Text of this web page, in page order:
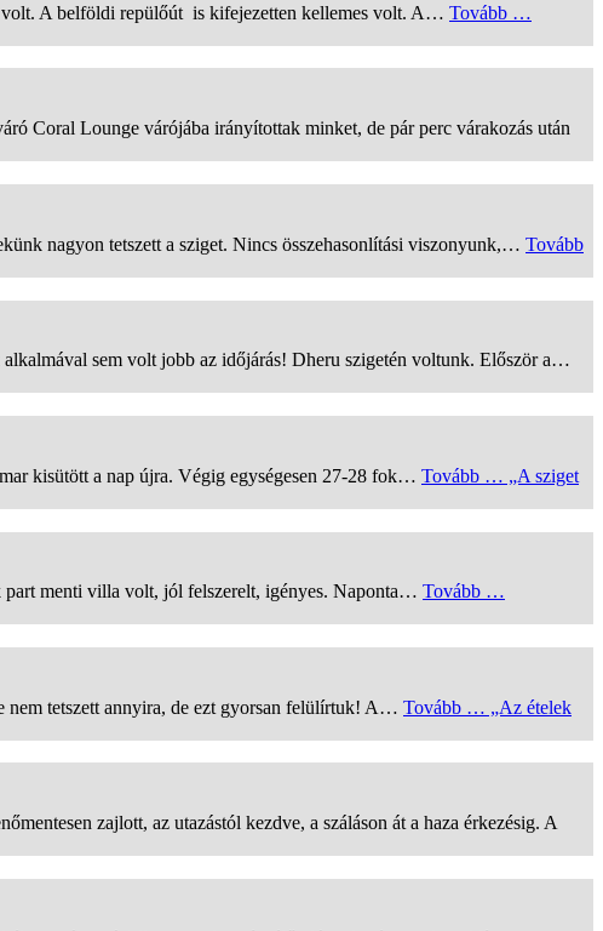
volt. A belföldi repülőút is kifejezetten kellemes volt. A… Tovább …
Coral Lounge várójába irányítottak minket, de pár perc várakozás után
nagyon tetszett a sziget. Nincs összehasonlítási viszonyunk,… Tovább
sem volt jobb az időjárás! Dheru szigetén voltunk. Először a…
kisütött a nap újra. Végig egységesen 27-28 fok… Tovább … „A sziget
part menti villa volt, jól felszerelt, igényes. Naponta… Tovább …
tetszett annyira, de ezt gyorsan felülírtuk! A… Tovább … „Az ételek
zajlott, az utazástól kezdve, a száláson át a haza érkezésig. A